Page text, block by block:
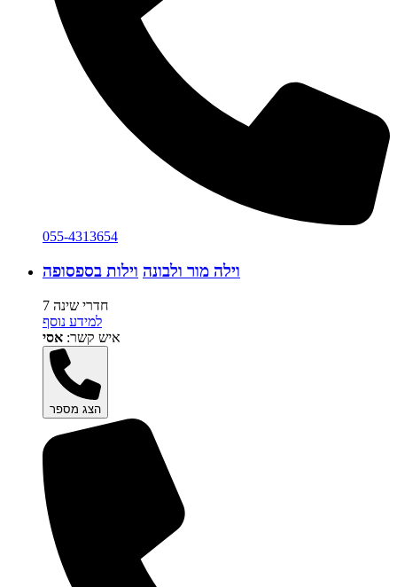
055-4313654
וילה מור ולבונה וילות בספסופה
7 חדרי שינה
למידע נוסף
איש קשר: אסי
הצג מספר